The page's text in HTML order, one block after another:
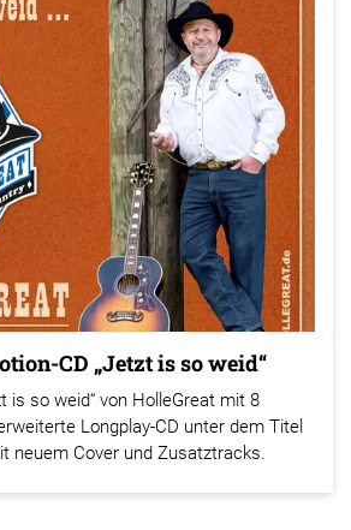
CD „Jetzt is so weid“
is so weid“ von HolleGreat mit 8
Longplay-CD unter dem Titel
neuem Cover und Zusatztracks.